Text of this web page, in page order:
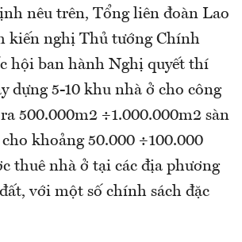
nêu trên, Tổng liên đoàn Lao
kiến nghị Thủ tướng Chính
hội ban hành Nghị quyết thí
dựng 5-10 khu nhà ở cho công
500.000m2 ÷1.000.000m2 sàn
khoảng 50.000 ÷100.000
thuê nhà ở tại các địa phương
với một số chính sách đặc